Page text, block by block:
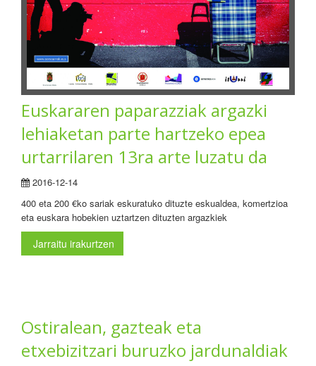
Euskararen paparazziak argazki
lehiaketan parte hartzeko epea
urtarrilaren 13ra arte luzatu da
2016-12-14
400 eta 200 €ko sariak eskuratuko dituzte eskualdea, komertzioa
eta euskara hobekien uztartzen dituzten argazkiek
Jarraitu irakurtzen
Ostiralean, gazteak eta
etxebizitzari buruzko jardunaldiak